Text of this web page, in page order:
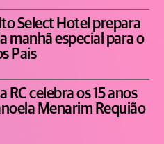
Select Hotel prepara
manhã especial para o
Pais
RC celebra os 15 anos
Menarim Requião